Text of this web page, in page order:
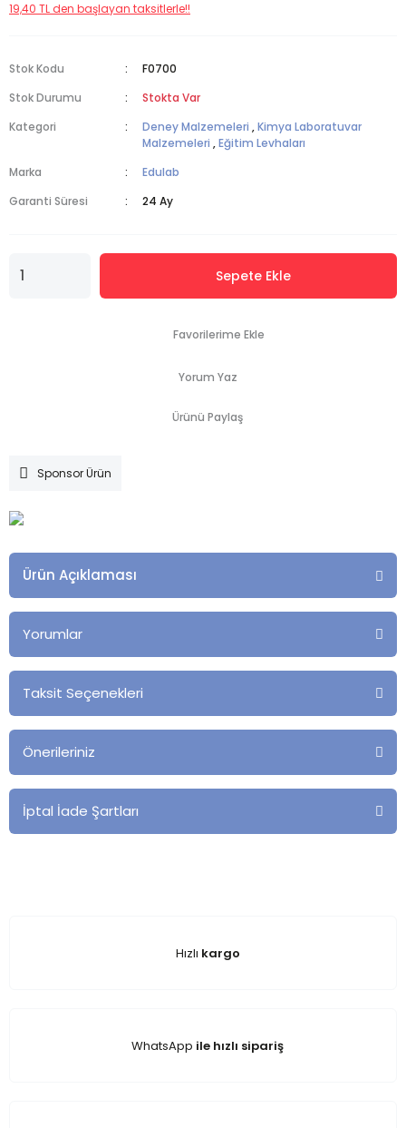
19,40 TL den başlayan taksitlerle!!
Stok Kodu
F0700
Stok Durumu
Stokta Var
Kategori
Deney Malzemeleri ,Kimya Laboratuvar
Malzemeleri ,Eğitim Levhaları
Marka
Edulab
Garanti Süresi
24 Ay
Sepete Ekle
Yorum Yaz
Ürünü Paylaş
Sponsor Ürün
Ürün Açıklaması
Yorumlar
Taksit Seçenekleri
Önerileriniz
İptal İade Şartları
Hızlı kargo
WhatsApp ile hızlı sipariş